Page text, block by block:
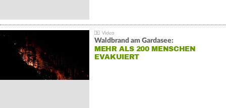
Waldbrand am Gardasee:
MEHR ALS 200 MENSCHEN
EVAKUIERT